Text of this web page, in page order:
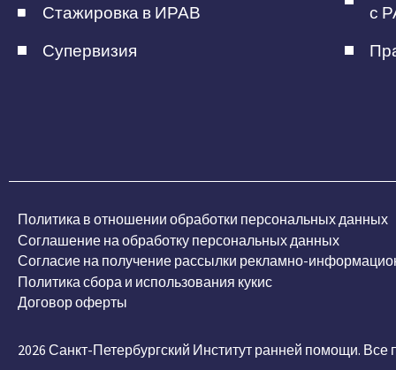
Стажировка в ИРАВ
Супервизия
с
Политика в отношении обработки персональных данных
Соглашение на обработку персональных данных
Согласие на получение рассылки рекламно-
Политика сбора и использования кукис
Договор оферты
2026 Санкт-Петербургский Институт ранней помощи.